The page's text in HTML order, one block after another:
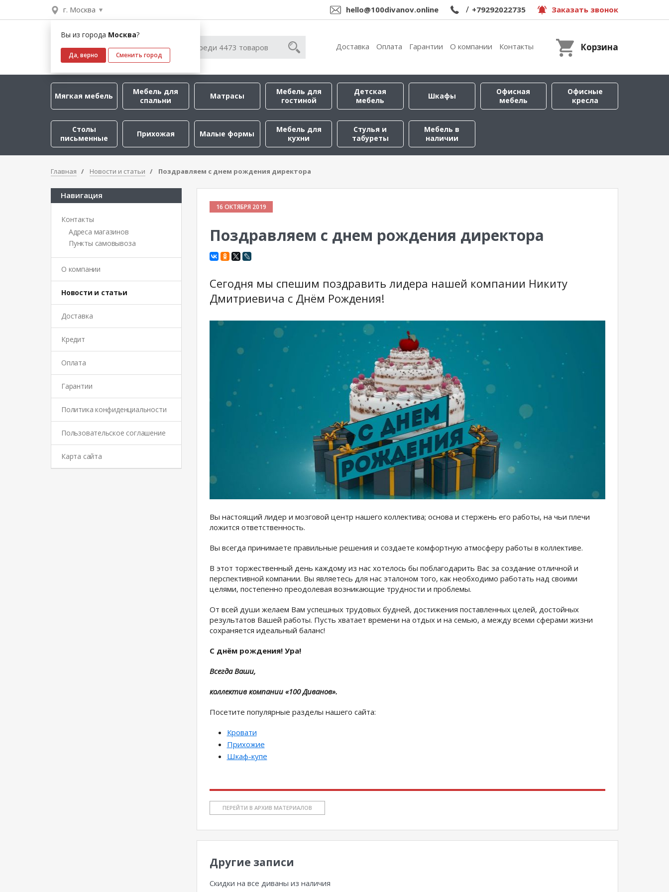
г. Москва
Вы из города Москва?
Да, верно Сменить город
hello@100divanov.online / +79292022735 Заказать звонок
Доставка Оплата Гарантии О компании Контакты Корзина
Мягкая мебель
Мебель для
спальни
Матрасы
Мебель для
гостиной
Детская
мебель
Шкафы
Офисная
мебель
Офисные
кресла
Столы
письменные
Прихожая Малые формы
Мебель для
кухни
Стулья и
табуреты
Мебель в
наличии
Главная Новости и статьи Поздравляем с днем рождения директора
16 ОКТЯБРЯ 2019
Поздравляем с днем рождения директора
Сегодня мы спешим поздравить лидера нашей компании Никиту
Дмитриевича с Днём Рождения!
Вы настоящий лидер и мозговой центр нашего коллектива; основа и стержень его работы, на чьи плечи
ложится ответственность.
Вы всегда принимаете правильные решения и создаете комфортную атмосферу работы в коллективе.
В этот торжественный день каждому из нас хотелось бы поблагодарить Вас за создание отличной и
перспективной компании. Вы являетесь для нас эталоном того, как необходимо работать над своими
целями, постепенно преодолевая возникающие трудности и проблемы.
От всей души желаем Вам успешных трудовых будней, достижения поставленных целей, достойных
результатов Вашей работы. Пусть хватает времени на отдых и на семью, а между всеми сферами жизни
сохраняется идеальный баланс!
С днём рождения! Ура!
Всегда Ваши,
коллектив компании «100 Диванов».
Посетите популярные разделы нашего сайта:
Кровати
Прихожие
Шкаф-купе
ПЕРЕЙТИ В АРХИВ МАТЕРИАЛОВ
Другие записи
Скидки на все диваны из наличия
Навигация
Контакты
Адреса магазинов
Пункты самовывоза
О компании
Новости и статьи
Доставка
Кредит
Оплата
Гарантии
Политика конфиденциальности
Пользовательское соглашение
Карта сайта